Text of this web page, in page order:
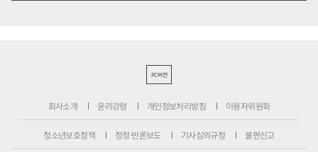
PC버전
회사소개 윤리강령 개인정보처리방침 이용자위원회
청소년보호정책 정정·반론보도 기사심의규정 불편신고